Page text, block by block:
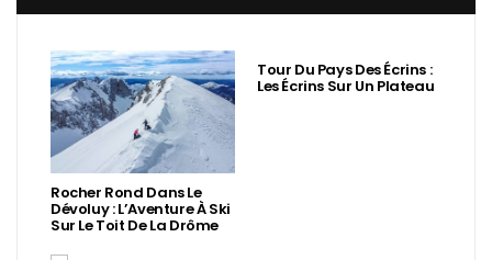
Rocher Rond Dans Le
Dévoluy : L’Aventure À Ski
Sur Le Toit De La Drôme
Tour Du Pays Des Écrins :
Les Écrins Sur Un Plateau